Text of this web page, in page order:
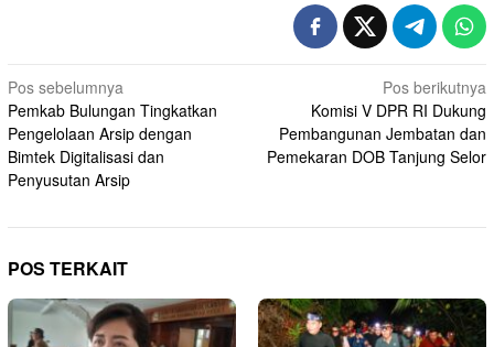
Navigasi
pos
Pos sebelumnya
Pemkab Bulungan Tingkatkan
Pengelolaan Arsip dengan
Bimtek Digitalisasi dan
Penyusutan Arsip
Pos berikutnya
Komisi V DPR RI Dukung
Pembangunan Jembatan dan
Pemekaran DOB Tanjung Selor
POS TERKAIT